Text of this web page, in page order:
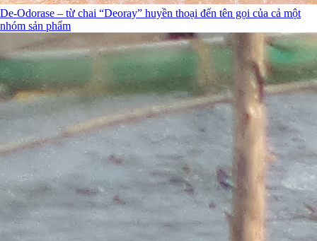
De-Odorase – từ chai “Deoray” huyền thoại đến tên gọi của cả một
nhóm sản phẩm